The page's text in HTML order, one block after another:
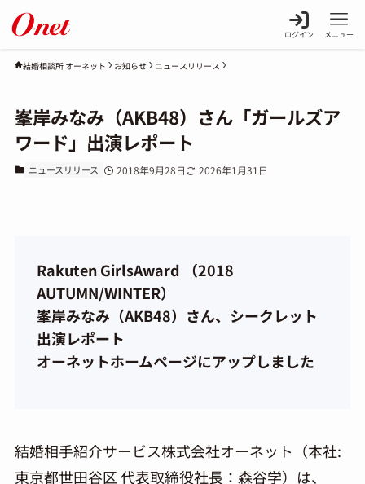
ログイン メニュー
結婚相談所 オーネット お知らせ ニュースリリース
峯岸みなみ（AKB48）さん「ガールズア
ワード」出演レポート
ニュースリリース 2018年9月28日 2026年1月31日
Rakuten GirlsAward （2018
AUTUMN/WINTER）
峯岸みなみ（AKB48）さん、シークレット
出演レポート
オーネットホームページにアップしました
結婚相手紹介サービス株式会社オーネット（本社:
東京都世田谷区 代表取締役社長：森谷学）は、